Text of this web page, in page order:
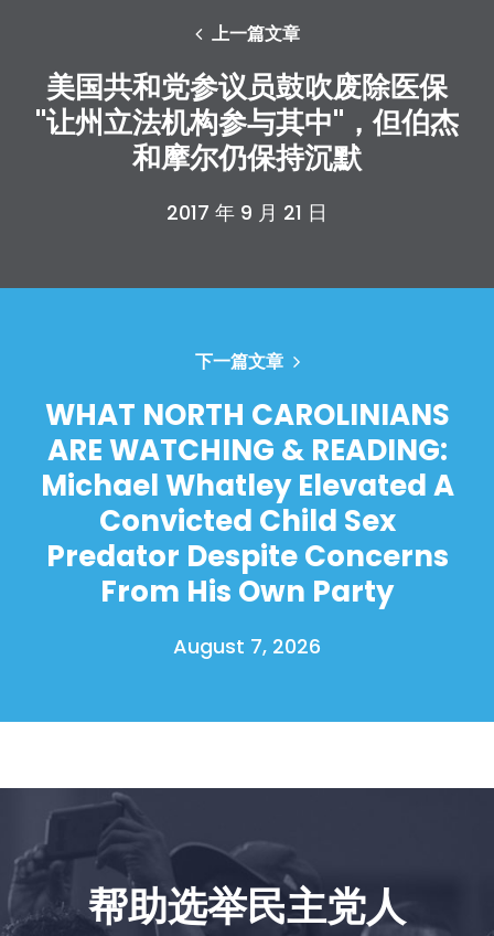
Shop
与我们合作
您的派对
行动
Vote
捐赠
上一篇文章
美国共和党参议员鼓吹废除医保
"让州立法机构参与其中"，但伯杰
和摩尔仍保持沉默
2017 年 9 月 21 日
下一篇文章
WHAT NORTH CAROLINIANS
ARE WATCHING & READING:
Michael Whatley Elevated A
Convicted Child Sex
Predator Despite Concerns
From His Own Party
August 7, 2026
帮助选举民主党人